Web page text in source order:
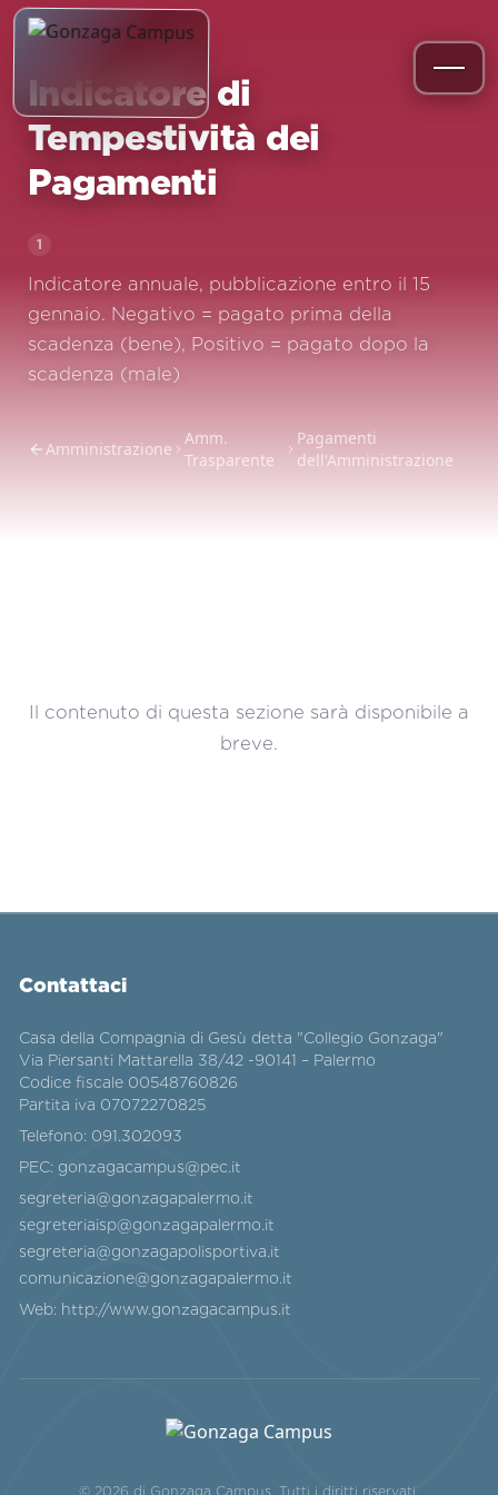
Indicatore di
Tempestività dei
Pagamenti
1
Indicatore annuale, pubblicazione entro il 15
gennaio. Negativo = pagato prima della
scadenza (bene), Positivo = pagato dopo la
scadenza (male)
Amministrazione
Amm.
Trasparente
Pagamenti
dell'Amministrazione
Il contenuto di questa sezione sarà disponibile a
breve.
Contattaci
Casa della Compagnia di Gesù detta "Collegio Gonzaga"
Via Piersanti Mattarella 38/42 -90141 – Palermo
Codice fiscale 00548760826
Partita iva 07072270825
Telefono: 091.302093
PEC: gonzagacampus@pec.it
segreteria@gonzagapalermo.it
segreteriaisp@gonzagapalermo.it
segreteria@gonzagapolisportiva.it
comunicazione@gonzagapalermo.it
Web: http://www.gonzagacampus.it
© 2026 di Gonzaga Campus. Tutti i diritti riservati.